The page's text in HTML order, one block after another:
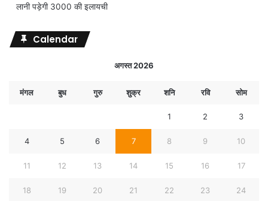
लानी पड़ेगी 3000 की इलायची
Calendar
अगस्त 2026
मंगल बुध गुरु शुक्र शनि रवि सोम
1 2 3
4 5 6 7 8 9 10
11 12 13 14 15 16 17
18 19 20 21 22 23 24